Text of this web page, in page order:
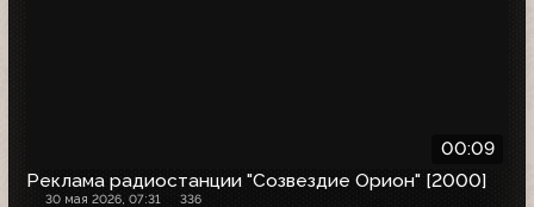
00:09
Реклама радиостанции "Созвездие Орион" [2000]
30 мая 2026, 07:31 336